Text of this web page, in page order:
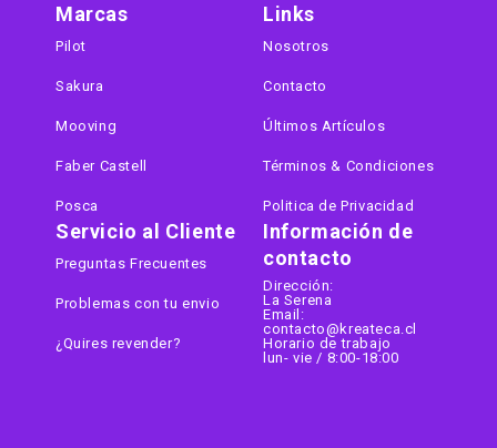
Información de
contacto
Dirección:
La Serena
Email:
contacto@kreateca.cl
Horario de trabajo
lun- vie / 8:00-18:00
Marcas
Pilot
Sakura
Mooving
Faber Castell
Posca
Links
Nosotros
Contacto
Últimos Artículos
Términos & Condiciones
Politica de Privacidad
Servicio al Cliente
Preguntas Frecuentes
Problemas con tu envio
¿Quires revender?